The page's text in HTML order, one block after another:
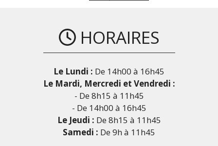
HORAIRES
Le Lundi : De 14h00 à 16h45
Le Mardi, Mercredi et Vendredi :
- De 8h15 à 11h45
- De 14h00 à 16h45
Le Jeudi : De 8h15 à 11h45
Samedi : De 9h à 11h45